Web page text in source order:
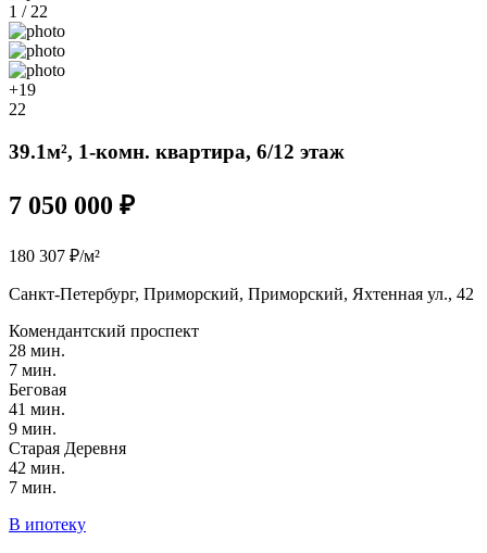
1 / 22
+19
22
39.1м², 1-комн. квартира, 6/12 этаж
7 050 000 ₽
180 307 ₽/м²
Санкт-Петербург, Приморский, Приморский, Яхтенная ул., 42
Комендантский проспект
28 мин.
7 мин.
Беговая
41 мин.
9 мин.
Старая Деревня
42 мин.
7 мин.
В ипотеку